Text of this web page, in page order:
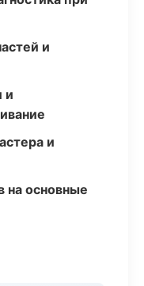
и
и
и
на основные